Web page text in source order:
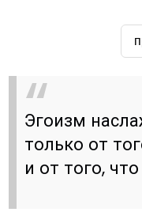
Эгоизм
только от
и от того,